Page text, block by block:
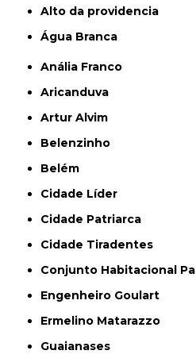
alto da providencia
Água Branca
Anália Franco
Aricanduva
Artur Alvim
Belenzinho
Belém
Cidade Líder
Cidade Patriarca
Cidade Tiradentes
Conjunto Habitacional
Engenheiro Goulart
Ermelino Matarazzo
Guaianases